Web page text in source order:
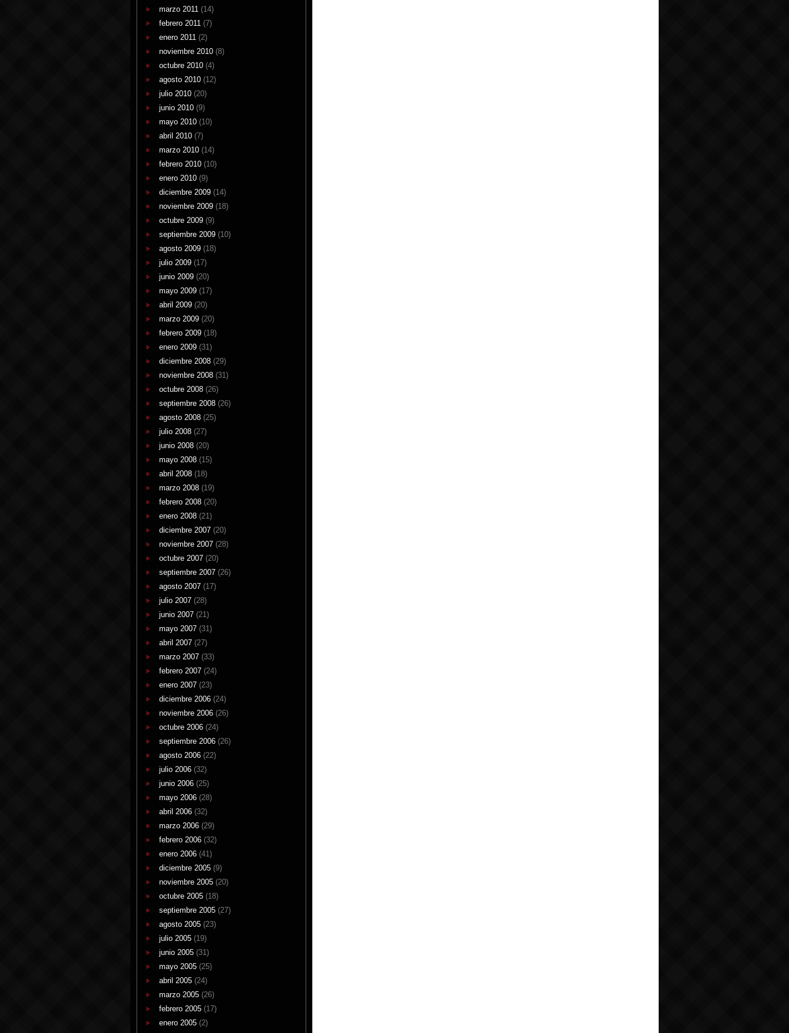
marzo 2011 (14)
febrero 2011 (7)
enero 2011 (2)
noviembre 2010 (8)
octubre 2010 (4)
agosto 2010 (12)
julio 2010 (20)
junio 2010 (9)
mayo 2010 (10)
abril 2010 (7)
marzo 2010 (14)
febrero 2010 (10)
enero 2010 (9)
diciembre 2009 (14)
noviembre 2009 (18)
octubre 2009 (9)
septiembre 2009 (10)
agosto 2009 (18)
julio 2009 (17)
junio 2009 (20)
mayo 2009 (17)
abril 2009 (20)
marzo 2009 (20)
febrero 2009 (18)
enero 2009 (31)
diciembre 2008 (29)
noviembre 2008 (31)
octubre 2008 (26)
septiembre 2008 (26)
agosto 2008 (25)
julio 2008 (27)
junio 2008 (20)
mayo 2008 (15)
abril 2008 (18)
marzo 2008 (19)
febrero 2008 (20)
enero 2008 (21)
diciembre 2007 (20)
noviembre 2007 (28)
octubre 2007 (20)
septiembre 2007 (26)
agosto 2007 (17)
julio 2007 (28)
junio 2007 (21)
mayo 2007 (31)
abril 2007 (27)
marzo 2007 (33)
febrero 2007 (24)
enero 2007 (23)
diciembre 2006 (24)
noviembre 2006 (26)
octubre 2006 (24)
septiembre 2006 (26)
agosto 2006 (22)
julio 2006 (32)
junio 2006 (25)
mayo 2006 (28)
abril 2006 (32)
marzo 2006 (29)
febrero 2006 (32)
enero 2006 (41)
diciembre 2005 (9)
noviembre 2005 (20)
octubre 2005 (18)
septiembre 2005 (27)
agosto 2005 (23)
julio 2005 (19)
junio 2005 (31)
mayo 2005 (25)
abril 2005 (24)
marzo 2005 (26)
febrero 2005 (17)
enero 2005 (2)